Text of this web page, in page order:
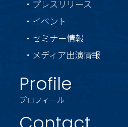
・プレスリリース
・イベント
・セミナー情報
・メディア出演情報
Profile
プロフィール